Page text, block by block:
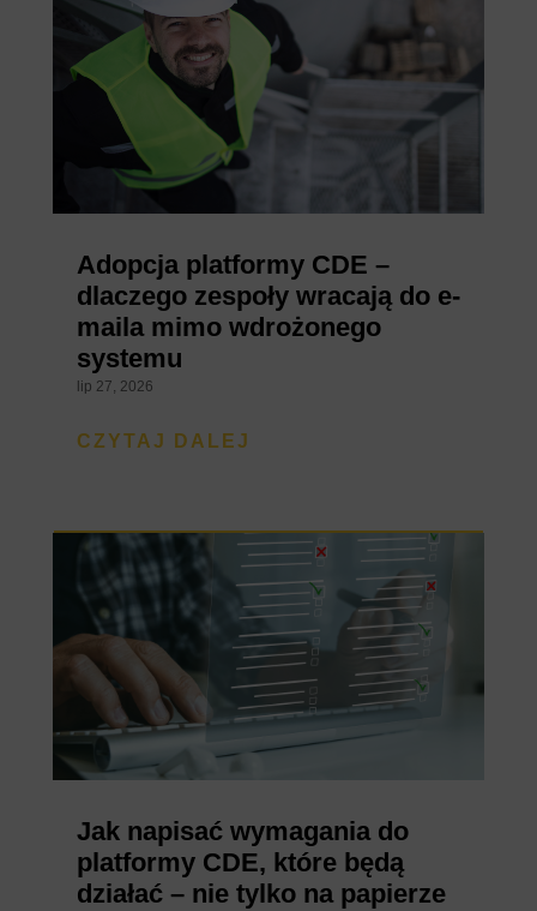
Adopcja platformy CDE –
dlaczego zespoły wracają do e-
maila mimo wdrożonego
systemu
lip 27, 2026
CZYTAJ DALEJ
Jak napisać wymagania do
platformy CDE, które będą
działać – nie tylko na papierze